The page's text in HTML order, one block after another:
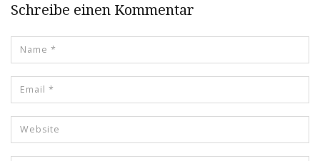
Schreibe einen Kommentar